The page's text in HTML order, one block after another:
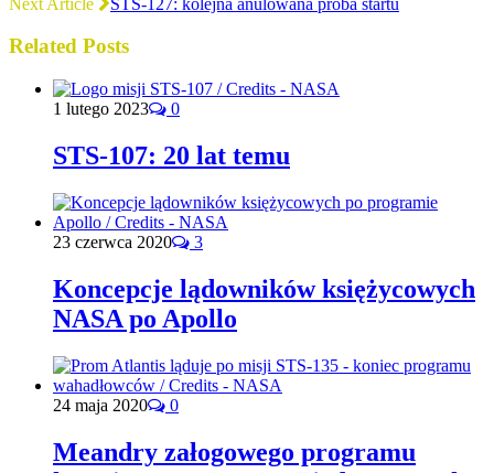
Related Posts
1 lutego 2023 0
STS-107: 20 lat temu
23 czerwca 2020 3
Koncepcje lądowników księżycowych
NASA po Apollo
24 maja 2020 0
Meandry załogowego programu